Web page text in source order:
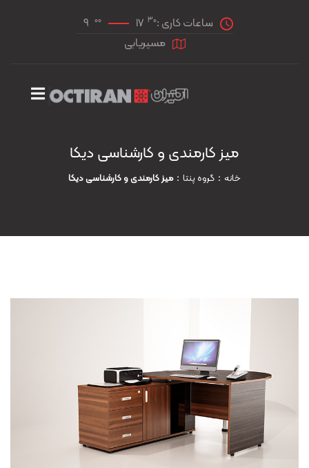
ساعات کاری : 17 30
9 00
مسیریابی
میز کارمندی و کارشناسی دیکا
خانه گروه پنتا میز کارمندی و کارشناسی دیکا